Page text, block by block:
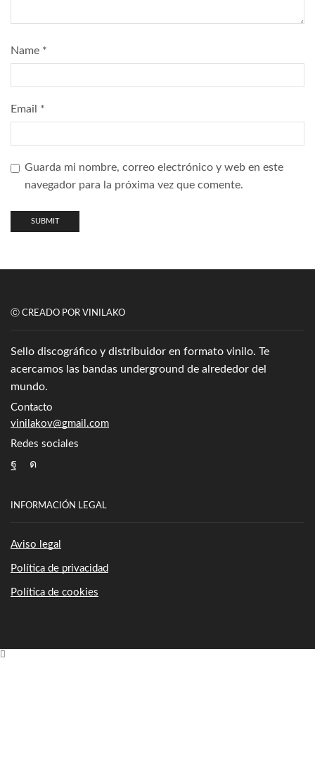
Name *
Email *
Guarda mi nombre, correo electrónico y web en este
navegador para la próxima vez que comente.
Ⓒ CREADO POR VINILAKO
Sello discográfico y distribuidor en formato vinilo. Te
acercamos las bandas underground de alrededor del
mundo.
Contacto
vinilakov@gmail.com
Redes sociales
Facebook
Instagram
INFORMACIÓN LEGAL
Aviso legal
Política de privacidad
Política de cookies